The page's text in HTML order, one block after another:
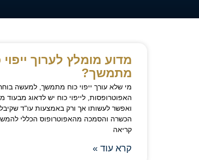
מדוע מומלץ לערוך ייפוי
מתמשך?
מי שלא עורך ייפוי כוח מתמשך, למעשה
האפוטרופסות, לייפוי כוח יש לדאוג מבעוד
ואפשר לעשותו אך ורק באמצעות עו"ד שקיבל
הכשרה והסמכה מהאפוטרופוס הכללי
קריאה
קרא עוד »